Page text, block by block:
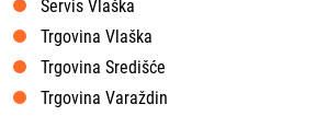
Servis Vlaška
Trgovina Vlaška
Trgovina Središće
Trgovina Varaždin